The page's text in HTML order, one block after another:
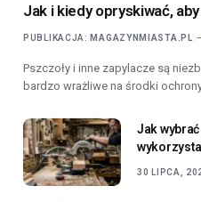
Jak i kiedy opryskiwać,
PUBLIKACJA: MAGAZYNMIASTA.PL
Pszczoły i inne zapylacze są
bardzo wrażliwe na środki
Jak
30 LIPCA,